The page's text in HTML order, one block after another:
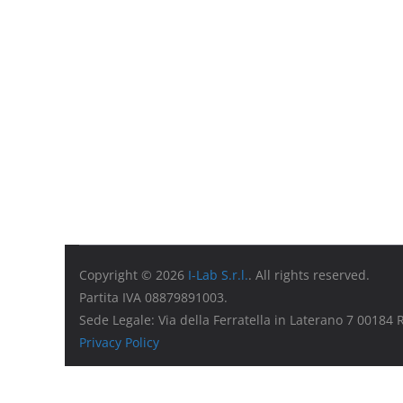
Copyright © 2026 I-Lab S.r.l.. All rights reserved.
Partita IVA 08879891003.
Sede Legale: Via della Ferratella in Laterano 7 00184
Privacy Policy